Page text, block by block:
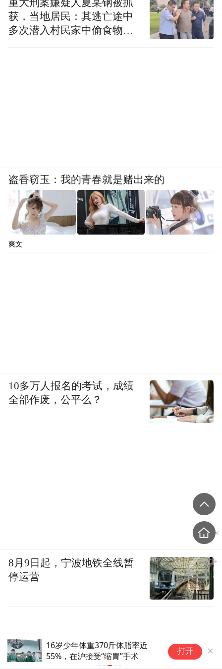
16岁少年体重370斤体脂率近
55%，在沪接受“缩胃”手术
打开
重大刑案嫌疑人夏某钢被抓
获，当地居民：其逃亡途中
多次潜入村民家中偷食物被
盗香窃玉：我的青春就是赌出来的
爽文
10多万人报名的考试，成绩
全部作废，公平么？
8月9日起，宁波地铁全线暂
停运营